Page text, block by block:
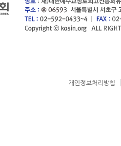
개인정보처리방침